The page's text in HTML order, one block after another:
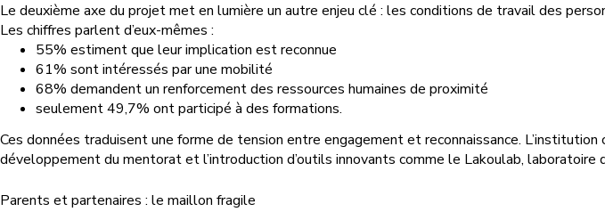
Le deuxième axe du projet met en lumière un autre enjeu clé : les conditions de travail des
Les chiffres parlent d’eux-mêmes :
55% estiment que leur implication est reconnue
61% sont intéressés par une mobilité
68% demandent un renforcement des ressources humaines de proximité
seulement 49,7% ont participé à des formations.
Ces données traduisent une forme de tension entre engagement et reconnaissance.
développement du mentorat et l’introduction d’outils innovants comme le Lakoulab, laboratoire
Parents et partenaires : le maillon fragile